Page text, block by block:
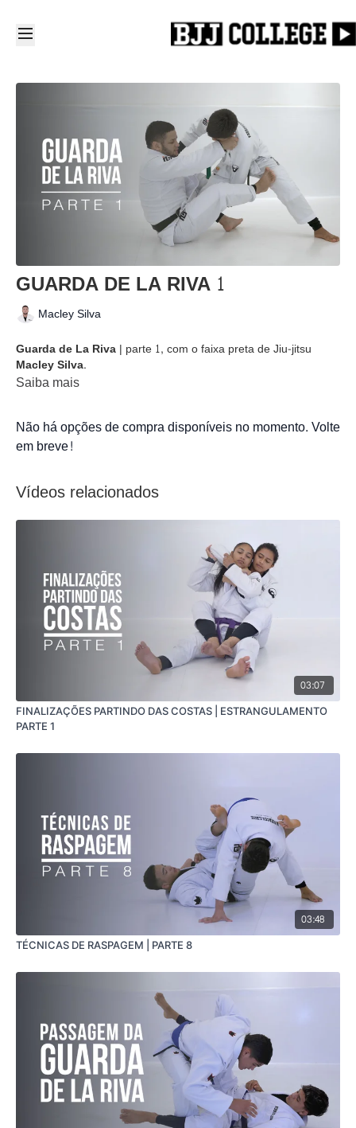
GUARDA DE LA RIVA 1
Macley Silva
Guarda de La Riva | parte 1, com o faixa preta de Jiu-jitsu
Macley Silva.
Saiba mais
Não há opções de compra disponíveis no momento. Volte
em breve!
Vídeos relacionados
03:07
FINALIZAÇÕES PARTINDO DAS COSTAS | ESTRANGULAMENTO
PARTE 1
03:48
TÉCNICAS DE RASPAGEM | PARTE 8